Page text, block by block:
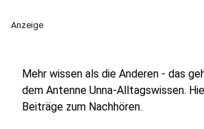
Anzeige
Mehr wissen als die Anderen - das
dem Antenne Unna-Alltagswissen.
Beiträge zum Nachhören.